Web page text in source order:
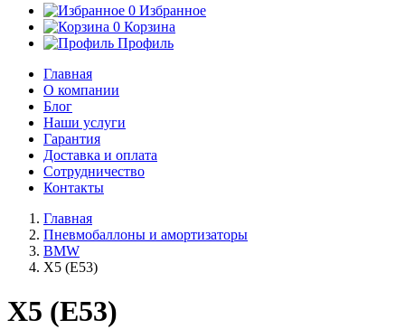
0 Избранное
0 Корзина
Профиль
Главная
О компании
Блог
Наши услуги
Гарантия
Доставка и оплата
Сотрудничество
Контакты
Главная
Пневмобаллоны и амортизаторы
BMW
X5 (E53)
X5 (E53)